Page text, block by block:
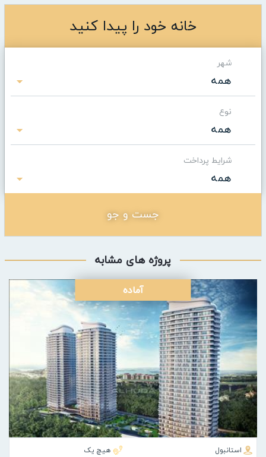
خانه خود را پیدا کنید
شهر
همه
نوع
همه
شرایط پرداخت
همه
جست و جو
پروژه های مشابه
آماده
استانبول
هیچ یک